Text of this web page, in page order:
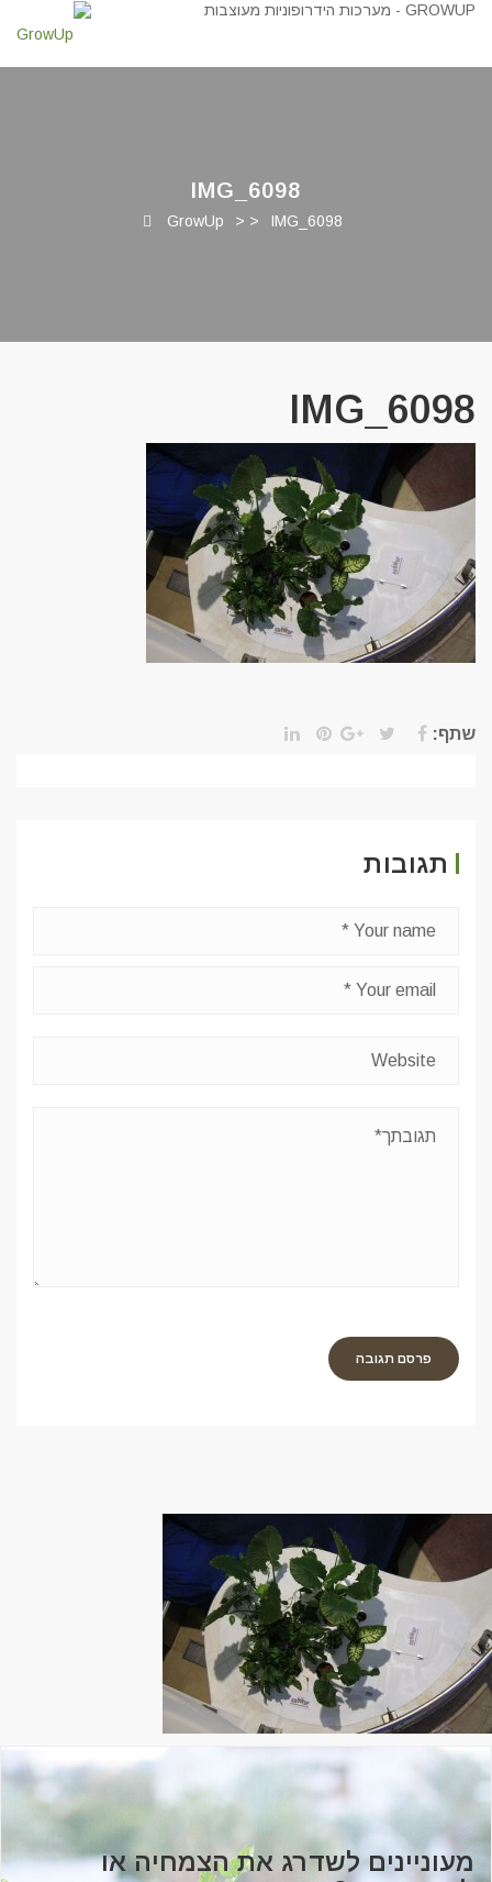
IMG_6098
GrowUp > > IMG_6098
IMG_6098
שתף:
תגובות
מעוניינים לשדרג את הצמחיה או